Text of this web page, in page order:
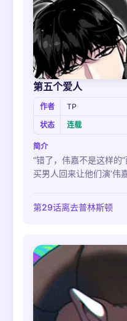
第五个爱人
作者 TP
状态
连载
简介
“错了，伟嘉不是这样的
买男人回来让他们演‘伟
第29话离去普林斯顿